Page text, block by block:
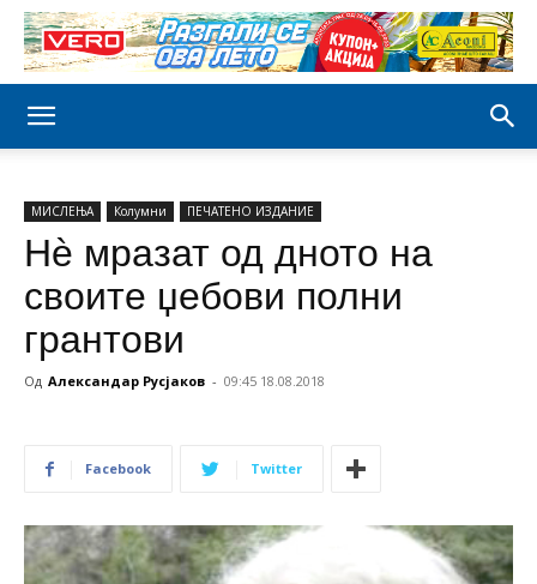
МИСЛЕЊА Колумни ПЕЧАТЕНО ИЗДАНИЕ
Нѐ мразат од дното на
своите џебови полни
грантови
Од Александар Русјаков - 09:45 18.08.2018
Facebook Twitter